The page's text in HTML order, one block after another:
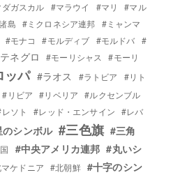
ガスカル #マラウイ #マリ
#マル
島 #ミクロネシア連邦 #ミャンマ
#モナコ #モルディブ #モルドバ #
ネグロ #モーリシャス
#モーリ
ッパ #ラオス #ラトビア
#リト
#リビア #リベリア
#ルクセンブル
ソト #レッド・エンサイン #レバ
シンボル #三色旗 #三角
#中央アメリカ連邦 #丸いシ
ケドニア #北朝鮮 #十字のシン